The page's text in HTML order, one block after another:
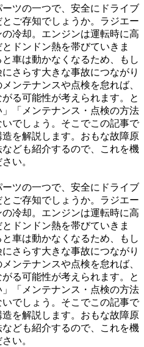
ツの一つで、安全にドライブ
ご存知でしょうか。ラジエー
冷却。エンジンは運転時に高
ドンドン熱を帯びていきま
車は動かなくなるため、もし
さらす大きな事故につながり
ンテナンスや点検を怠れば、
る可能性が考えられます。と
「メンテナンス・点検の方法
でしょう。そこでこの記事で
を解説します。おもな故障原
ども紹介するので、これを機
い。
ツの一つで、安全にドライブ
ご存知でしょうか。ラジエー
冷却。エンジンは運転時に高
ドンドン熱を帯びていきま
車は動かなくなるため、もし
さらす大きな事故につながり
ンテナンスや点検を怠れば、
る可能性が考えられます。と
「メンテナンス・点検の方法
でしょう。そこでこの記事で
を解説します。おもな故障原
ども紹介するので、これを機
い。